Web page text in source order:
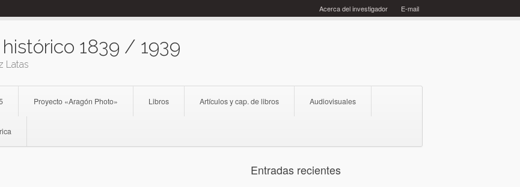
E-mail
Acerca del investigador
1839 / 1939
Latas
Proyecto «Aragón Photo» Libros Artículos y cap. de libros Audiovisuales
Entradas recientes